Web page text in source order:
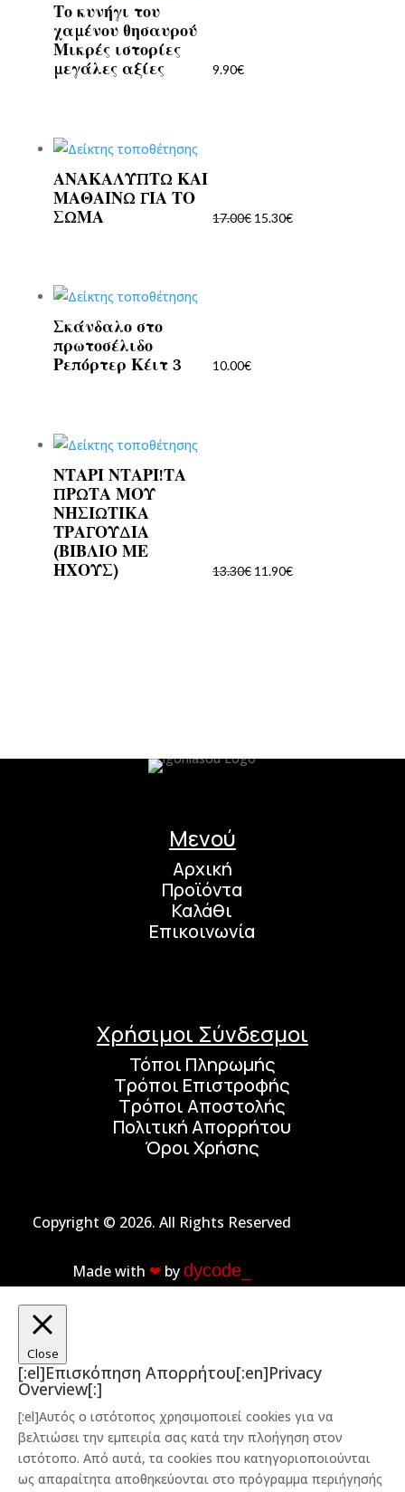
Το κυνήγι του
χαμένου θησαυρού
Μικρές ιστορίες
μεγάλες αξίες
9.90€
ΑΝΑΚΑΛΥΠΤΩ ΚΑΙ
ΜΑΘΑΙΝΩ ΓΙΑ ΤΟ
ΣΩΜΑ
17.00€
was:
15.30€
τιμή
Σκάνδαλο στο
πρωτοσέλιδο
Ρεπόρτερ Κέιτ 3
10.00€
ΝΤΑΡΙ ΝΤΑΡΙ!ΤΑ
ΠΡΩΤΑ ΜΟΥ
ΝΗΣΙΩΤΙΚΑ
ΤΡΑΓΟΥΔΙΑ
(ΒΙΒΛΙΟ ΜΕ
ΗΧΟΥΣ)
13.30€ 11.90€11.90€.
Μενού
Αρχική
Προϊόντα
Καλάθι
Επικοινωνία
Χρήσιμοι Σύνδεσμοι
Τόποι Πληρωμής
Τρόποι Επιστροφής
Τρόποι Αποστολής
Πολιτική Απορρήτου
Όροι Χρήσης
Copyright © 2026. All Rights Reserved
Made with ❤︎ bydycode_
Close
[:el]Επισκόπηση Απορρήτου[:en]Privacy
Overview[:]
[:el]Αυτός ο ιστότοπος χρησιμοποιεί cookies για να
βελτιώσει την εμπειρία σας κατά την πλοήγηση στον
ιστότοπο. Από αυτά, τα cookies που κατηγοριοποιούνται
ως απαραίτητα αποθηκεύονται στο πρόγραμμα περιήγησής